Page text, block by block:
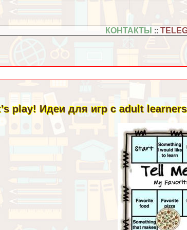
КОНТАКТЫ ::
play! Идеи для игр с adult learners